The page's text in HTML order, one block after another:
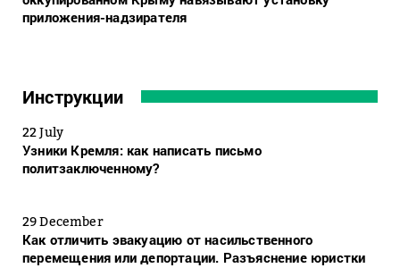
приложения-надзирателя
Инструкции
22 July
Узники Кремля: как написать письмо
политзаключенному?
29 December
Как отличить эвакуацию от насильственного
перемещения или депортации. Разъяснение юристки